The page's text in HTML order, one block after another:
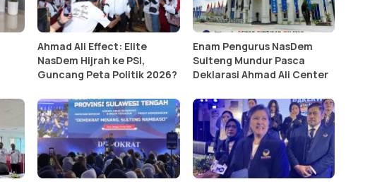
Ahmad Ali Effect: Elite
NasDem Hijrah ke PSI,
Guncang Peta Politik 2026?
Enam Pengurus NasDem
Sulteng Mundur Pasca
Deklarasi Ahmad Ali Center